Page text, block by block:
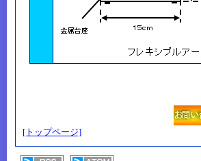
[トップページ]